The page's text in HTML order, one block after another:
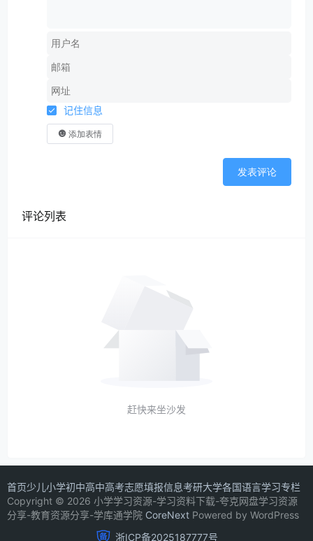
记住信息
添加表情
发表评论
评论列表
赶快来坐沙发
首页少儿小学初中高中高考志愿填报信息考研大学各国语言学习专栏
Copyright © 2026 小学学习资源-学习资料下载-夸克网盘学习资源
分享-教育资源分享-学库通学院 CoreNext Powered by WordPress
浙ICP备2025187777号